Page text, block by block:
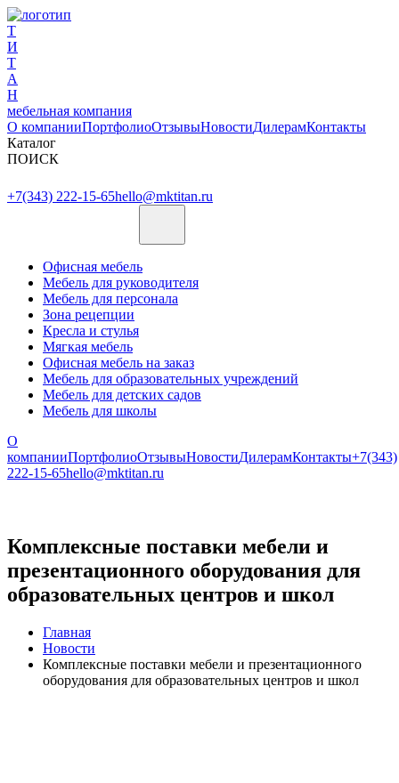
Т
И
Т
А
Н
мебельная компания
О компанииПортфолиоОтзывыНовостиДилерамКонтакты
Каталог
ПОИСК
+7(343) 222-15-65hello@mktitan.ru
Офисная мебель
Мебель для руководителя
Мебель для персонала
Зона рецепции
Кресла и стулья
Мягкая мебель
Офисная мебель на заказ
Мебель для образовательных учреждений
Мебель для детских садов
Мебель для школы
О
компанииПортфолиоОтзывыНовостиДилерамКонтакты+7(343)
222-15-65hello@mktitan.ru
Комплексные поставки мебели и
презентационного оборудования для
образовательных центров и школ
Главная
Новости
Комплексные поставки мебели и презентационного
оборудования для образовательных центров и школ